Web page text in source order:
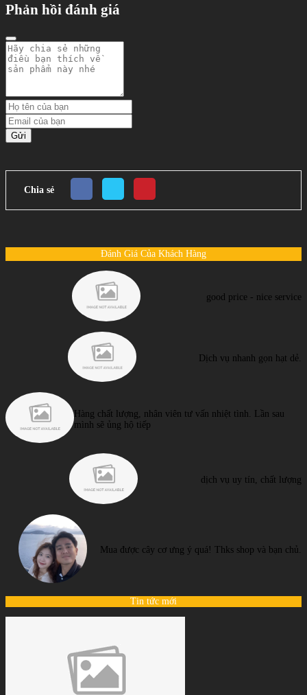
Phản hồi đánh giá
Gửi
Chia sẻ
Đánh Giá Của Khách Hàng
good price - nice service
Dịch vụ nhanh gọn hạt dẻ.
Hàng chất lượng, nhân viên tư vấn nhiệt tình. Lần sau
mình sẽ ủng hộ tiếp
dịch vụ uy tín, chất lượng
Mua được cây cơ ưng ý quá! Thks shop và bạn chủ.
Tin tức mới